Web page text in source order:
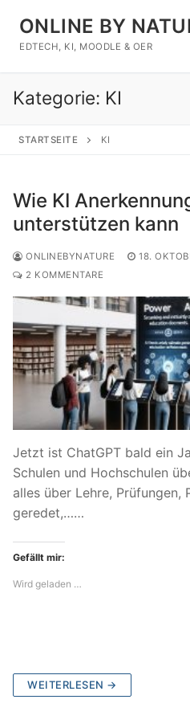
Inhalt
springen
ONLINE BY
EDTECH, KI, MOODLE & OER
Kategorie: KI
STARTSEITE KI
Wie KI
unterstützen kann
ONLINEBYNATURE 18.
2 KOMMENTARE
Jetzt ist ChatGPT bald ein
Schulen und Hochschulen
alles über Lehre, Prüfungen,
geredet,……
Gefällt mir:
Wird geladen …
WEITERLESEN →